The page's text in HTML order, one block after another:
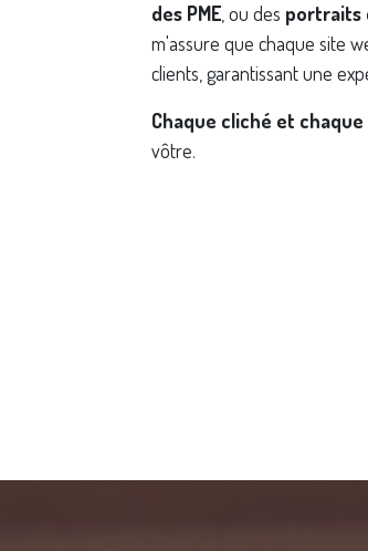
des PME , ou des portraits
m'assure que chaque site
clients, garantissant une
Chaque cliché et
vôtre.